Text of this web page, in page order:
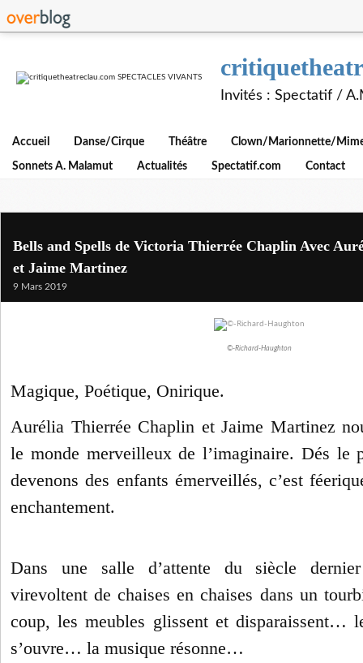
Invités : Spectatif /
Accueil Danse/Cirque Théâtre Clown/Marionnette/
Sonnets A. Malamut Actualités Spectatif.com Contact
Bells and Spells de Victoria Thierrée Chaplin Avec
et Jaime Martinez
9 Mars 2019
©-Richard-Haughton
Magique, Poétique, Onirique.
Aurélia Thierrée Chaplin et Jaime Martinez
le monde merveilleux de l’imaginaire. Dés le
devenons des enfants émerveillés, c’est
enchantement.
Dans une salle d’attente du siècle
virevoltent de chaises en chaises dans un
coup, les meubles glissent et disparaissent…
s’ouvre… la musique résonne…